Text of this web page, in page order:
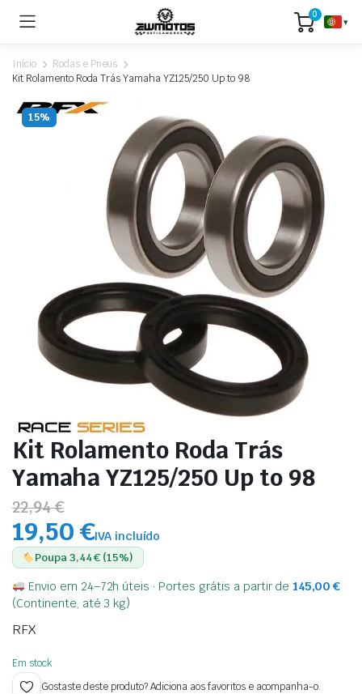
0
▾
Início
Rodas e Pneus
Kit Rolamento Roda Trás Yamaha YZ125/250 Up to 98
15%
Kit Rolamento Roda Trás
Yamaha YZ125/250 Up to 98
22,94 €
19,50 €IVA incluído
Poupa 3,44 € (15%)
Envio em 24–72h úteis · Portes grátis a partir de145,00 €
(Continente, até 3 kg)
RFX
Em stock
Gostaste deste produto? Adiciona aos favoritos e acompanha-o.